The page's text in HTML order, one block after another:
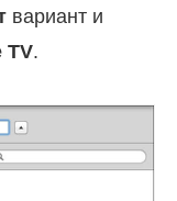
вариант и
TV.